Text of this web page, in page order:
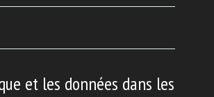
et les données dans les